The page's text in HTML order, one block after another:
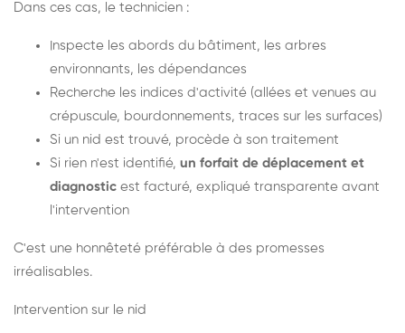
Dans ces cas, le technicien :
Inspecte les abords du bâtiment, les arbres
environnants, les dépendances
Recherche les indices d'activité (allées et venues au
crépuscule, bourdonnements, traces sur les surfaces)
Si un nid est trouvé, procède à son traitement
Si rien n'est identifié, un forfait de déplacement et
diagnostic est facturé, expliqué transparente avant
l'intervention
C'est une honnêteté préférable à des promesses
irréalisables.
Intervention sur le nid